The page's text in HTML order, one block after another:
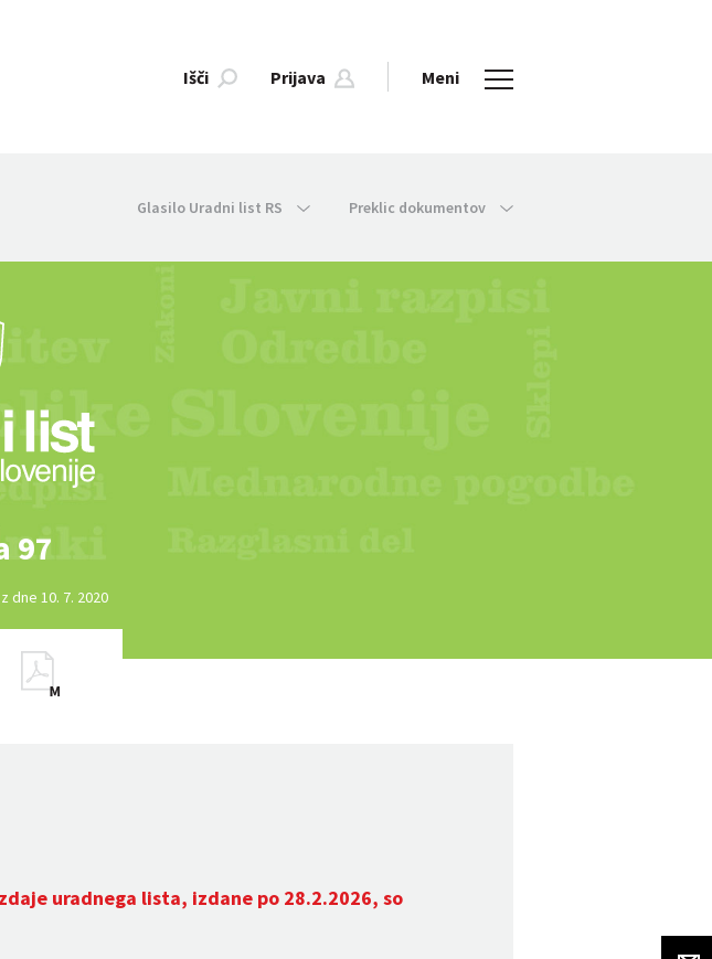
Išči Prijava Meni
Glasilo Uradni list RS Preklic dokumentov
97
dne 10. 7. 2020
uradnega lista, izdane po 28.2.2026, so